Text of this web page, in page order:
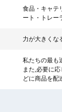
食品・キャテ
ート・トレー
力が大きくな
私たちの最も
また,必要に
どに商品を配